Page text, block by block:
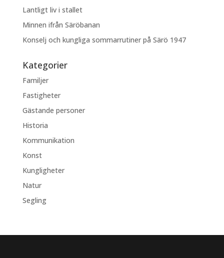
Lantligt liv i stallet
Minnen ifrån Säröbanan
Konselj och kungliga sommarrutiner på Särö 1947
Kategorier
Familjer
Fastigheter
Gästande personer
Historia
Kommunikation
Konst
Kungligheter
Natur
Segling